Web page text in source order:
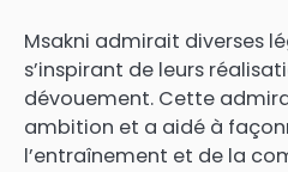
Msakni admirait diverses
s’inspirant de leurs
dévouement. Cette
ambition et a aidé à
l’entraînement et de la